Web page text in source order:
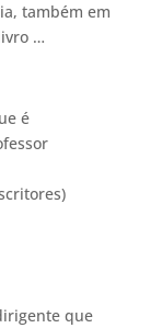
também em
…
é
que